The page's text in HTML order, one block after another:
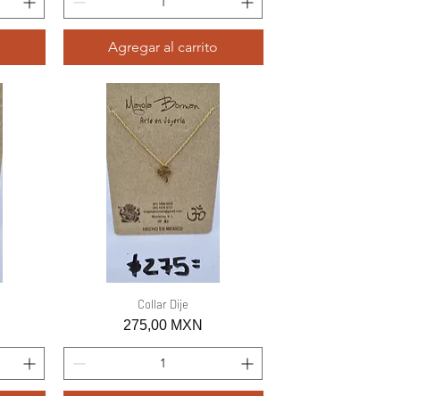
Agregar al carrito
Vista rápida
Collar Dije
Precio
275,00 MXN